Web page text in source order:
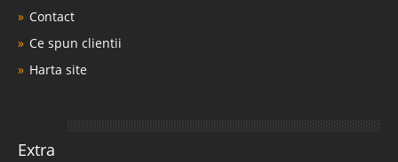
Contact
Ce spun clientii
Harta site
Extra